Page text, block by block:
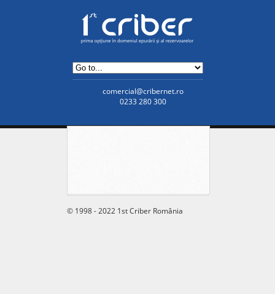
comercial@cribernet.ro
0233 280 300
© 1998 - 2022 1st Criber România